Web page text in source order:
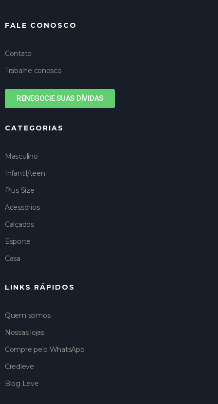
FALE CONOSCO
Contato
Trabalhe conosco
RENEGOCIE SUAS DÍVIDAS
CATEGORIAS
Masculino
Infantil/teen
Plus Size
Acessórios
Calçados
Esporte
Casa
LINKS RÁPIDOS
Quem somos
Nossas lojas
Compre pelo WhatsApp
Credleve
Blog Leve